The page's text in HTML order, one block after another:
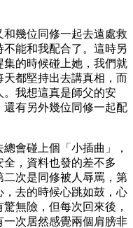
幾位同修一起去遠處救
能和我配合了。這時另
的時候碰上她，我們就
都堅持出去講真相，而
。我想這真是師父的安
有另外幾位同修一起配
會碰上個「小插曲」，
，資料也發的差不多
次是同修被人辱罵，第
去的時候心跳如鼓，心
無險，但每次回來後，
次居然感覺兩個肩膀非